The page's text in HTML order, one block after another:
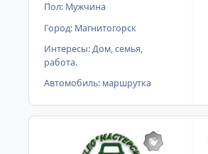
Пол: Мужчина
Город: Магнитогорск
Интересы:Дом, семья,
работа.
Автомобиль: маршрутка